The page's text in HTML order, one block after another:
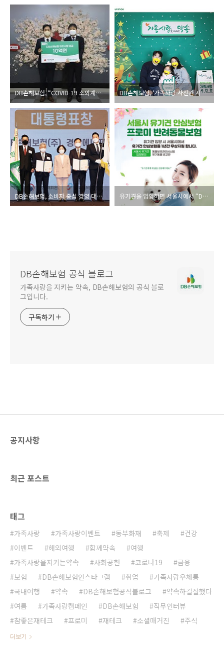
DB손해보험, “COVID-19 소외계층 지원” 을 위한 사랑의 열매 후원 DB손해보험, ‘가족사랑 사진관 시즌 4’ 연말 가족여행 추억 선물
DB손해보험, 소비자 중심 경영 대통령 표창 수상 유기견을 입양하면 서울시에서 “DB손해보험의 펫보험”을 무료로 제공합니다.
DB손해보험 공식 블로그
가족사랑을 지키는 약속, DB손해보험의 공식 블로
그입니다.
구독하기
공지사항
최근 포스트
태그
가족사랑 가족사랑이벤트 동부화재 축제
건강
이벤트
해외여행 함께약속
여행
가족사랑을지키는약속
사회공헌 코로나19
금융
보험
DB손해보험인스타그램 취업
가족사랑우체통
국내여행
약속 DB손해보험공식블로그
약속하길잘했다
여름
가족사랑캠페인 DB손해보험
직무인터뷰
참좋은재테크
프로미 재테크 소셜매거진 주식
더보기